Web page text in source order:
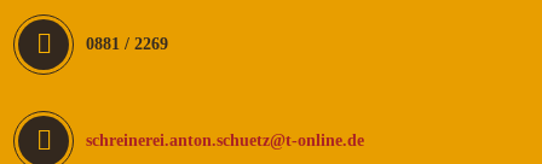
0881 / 2269
schreinerei.anton.schuetz@t-online.de